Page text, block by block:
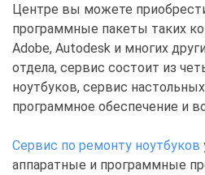
Центре вы можете
программные пакеты таких
Adobe, Autodesk и многих
отдела, сервис состоит из
ноутбуков, сервис
программное обеспечение и
Сервис по ремонту ноутбуков
аппаратные и программные